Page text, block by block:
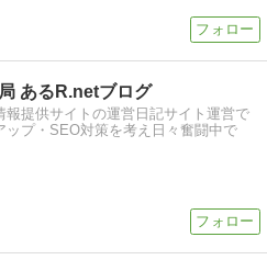
あるR.netブログ
報提供サイトの運営日記サイト運営で
ップ・SEO対策を考え日々奮闘中で